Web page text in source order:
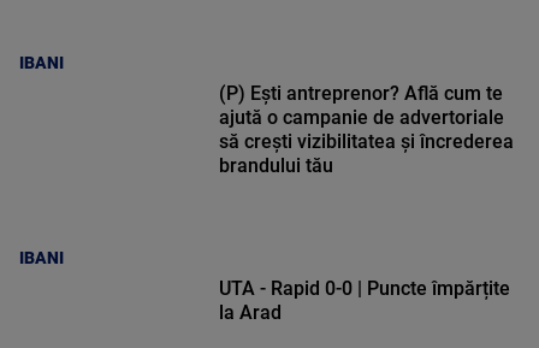
IBANI
IBANI
(P) Ești antreprenor? Află cum te
ajută o campanie de advertoriale
să crești vizibilitatea și încrederea
brandului tău
UTA - Rapid 0-0 | Puncte împărțite
la Arad